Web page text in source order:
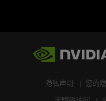
隐私声明 您的